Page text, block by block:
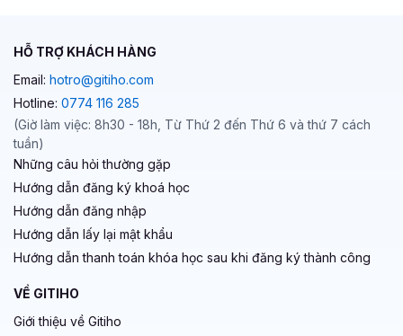
HỖ TRỢ KHÁCH HÀNG
Email: hotro@gitiho.com
Hotline: 0774 116 285
(Giờ làm việc: 8h30 - 18h, Từ Thứ 2 đến Thứ 6 và thứ 7 cách
tuần)
Những câu hỏi thường gặp
Hướng dẫn đăng ký khoá học
Hướng dẫn đăng nhập
Hướng dẫn lấy lại mật khẩu
Hướng dẫn thanh toán khóa học sau khi đăng ký thành công
VỀ GITIHO
Giới thiệu về Gitiho